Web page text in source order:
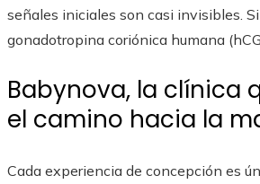
señales iniciales son casi invisibles.
gonadotropina coriónica humana
Babynova, la clínica
el camino hacia la
Cada experiencia de concepción es